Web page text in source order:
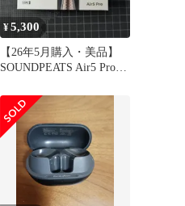
¥5,300
【26年5月購入・美品】
SOUNDPEATS Air5 Pro